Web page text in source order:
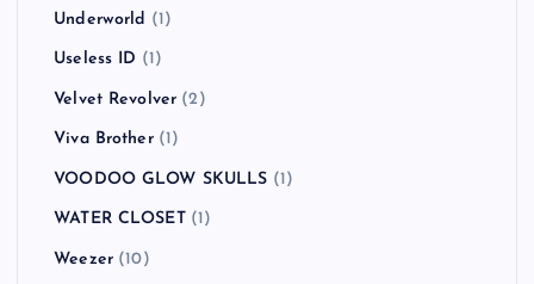
Underworld (1)
Useless ID (1)
Velvet Revolver (2)
Viva Brother(1)
VOODOO GLOW SKULLS (1)
WATER CLOSET(1)
Weezer(10)